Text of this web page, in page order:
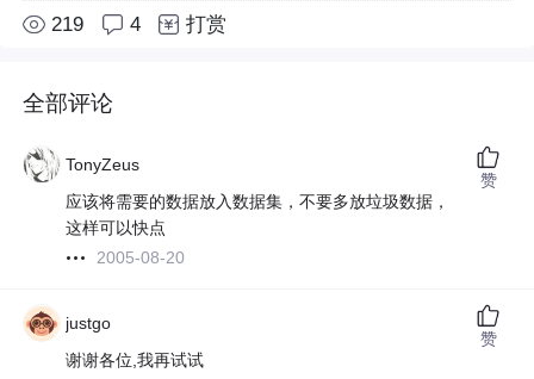
219 4 打赏
全部评论
TonyZeus
应该将需要的数据放入数据集，不要多放垃圾数据，
这样可以快点
2005-08-20
赞
justgo
谢谢各位,我再试试
赞